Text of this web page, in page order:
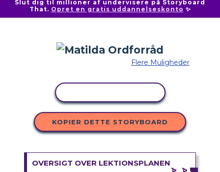
Slut dig til millioner af undervisere på Storyboard
That. Opret en gratis uddannelseskonto ✨
Flere Muligheder
KOPIER DETTE STORYBOARD
OVERSIGT OVER LEKTIONSPLANEN